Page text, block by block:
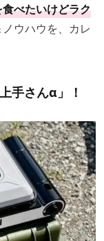
べたいけどラク
ウハウを、カレ
手さんα」！